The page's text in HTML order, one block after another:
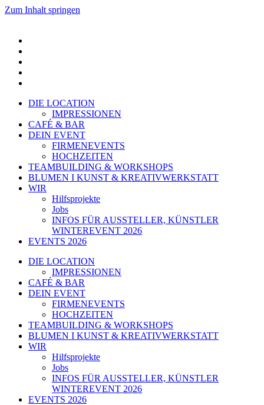
Zum Inhalt springen
DIE LOCATION
IMPRESSIONEN
CAFÉ & BAR
DEIN EVENT
FIRMENEVENTS
HOCHZEITEN
TEAMBUILDING & WORKSHOPS
BLUMEN I KUNST & KREATIVWERKSTATT
WIR
Hilfsprojekte
Jobs
INFOS FÜR AUSSTELLER, KÜNSTLER
WINTEREVENT 2026
EVENTS 2026
DIE LOCATION
IMPRESSIONEN
CAFÉ & BAR
DEIN EVENT
FIRMENEVENTS
HOCHZEITEN
TEAMBUILDING & WORKSHOPS
BLUMEN I KUNST & KREATIVWERKSTATT
WIR
Hilfsprojekte
Jobs
INFOS FÜR AUSSTELLER, KÜNSTLER
WINTEREVENT 2026
EVENTS 2026